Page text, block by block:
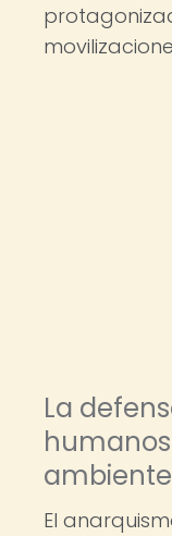
La
ambiente
El